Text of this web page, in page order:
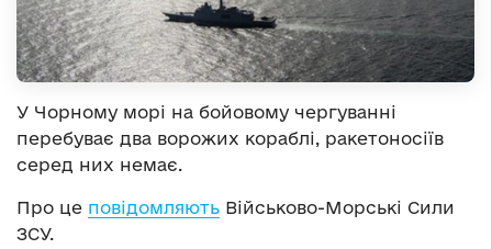
У Чорному морі на бойовому чергуванні
перебуває два ворожих кораблі, ракетоносіїв
серед них немає.
Про це повідомляють Військово-Морські Сили
ЗСУ.